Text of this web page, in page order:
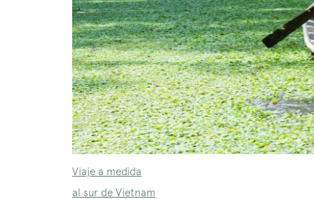
Viaje a medida
al sur de Vietnam